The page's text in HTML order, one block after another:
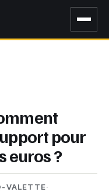
pour
euros ?
VALETTE·